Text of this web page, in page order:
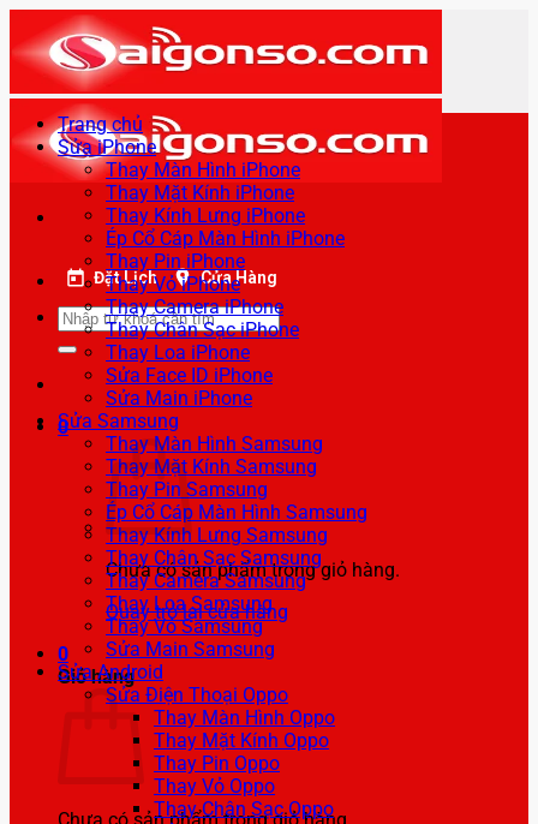
qua
nội
dung
Đặt Lịch Cửa Hàng
Tìm
kiếm:
0
Chưa có sản phẩm trong giỏ hàng.
Quay trở lại cửa hàng
0
Giỏ hàng
Trang chủ
Sửa iPhone
Thay Màn Hình iPhone
Thay Mặt Kính iPhone
Thay Kính Lưng iPhone
Ép Cổ Cáp Màn Hình iPhone
Thay Pin iPhone
Thay Vỏ iPhone
Thay Camera iPhone
Thay Chân Sạc iPhone
Thay Loa iPhone
Sửa Face ID iPhone
Sửa Main iPhone
Sửa Samsung
Thay Màn Hình Samsung
Thay Mặt Kính Samsung
Thay Pin Samsung
Ép Cổ Cáp Màn Hình Samsung
Thay Kính Lưng Samsung
Thay Chân Sạc Samsung
Thay Camera Samsung
Thay Loa Samsung
Thay Vỏ Samsung
Sửa Main Samsung
Sửa Android
Sửa Điện Thoại Oppo
Thay Màn Hình Oppo
Thay Mặt Kính Oppo
Thay Pin Oppo
Thay Vỏ Oppo
Thay Chân Sạc Oppo